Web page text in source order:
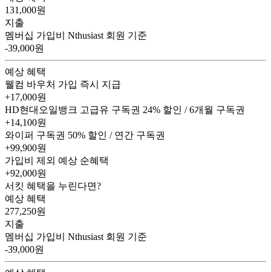
131,000원
지출
멤버십 가입비
Nthusiast 회원 기준
-39,000원
예상 혜택
웰컴 바우처 가입 즉시 지급
+17,000원
HD현대오일뱅크 고급유 구독권 24% 할인 / 6개월 구독권
+14,100원
와이퍼 구독권 50% 할인 / 연간 구독권
+99,900원
가입비 제외 예상 순혜택
+92,000원
서킷 혜택을 누린다면?
예상 혜택
277,250원
지출
멤버십 가입비
Nthusiast 회원 기준
-39,000원